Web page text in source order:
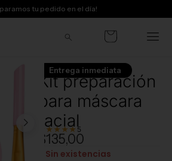
tu pedido en el día!
🔒 Compra segura
up en Aguada, Montevideo
10% OFF en tu primera compra
Entrega inmediata
Kit preparación
para máscara
facial
★★★★★ 5
$135,00
Sin existencias